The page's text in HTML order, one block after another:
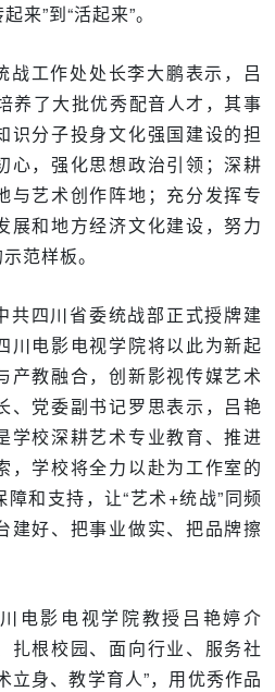
来”到“活起来”。
战工作处处长李大鹏表示，吕
养了大批优秀配音人才，其事
识分子投身文化强国建设的担
心，强化思想政治引领；深耕
与艺术创作阵地；充分发挥专
展和地方经济文化建设，努力
范样板。
共四川省委统战部正式授牌建
川电影电视学院将以此为新起
产教融合，创新影视传媒艺术
、党委副书记罗思表示，吕艳
学校深耕艺术专业教育、推进
，学校将全力以赴为工作室的
和支持，让“艺术+统战”同频
建好、把事业做实、把品牌擦
电影电视学院教授吕艳婷介
扎根校园、面向行业、服务社
立身、教学育人”，用优秀作品